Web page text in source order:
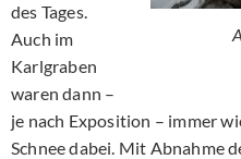
des Tages.
Auch im
Karlgraben
waren dann –
je nach Exposition – immer
Schnee dabei. Mit Abnahme